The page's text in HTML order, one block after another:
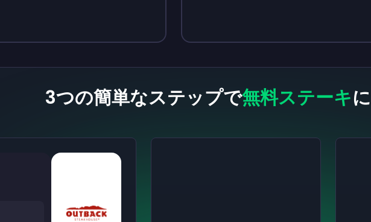
3つの簡単なステップで無料ステーキ